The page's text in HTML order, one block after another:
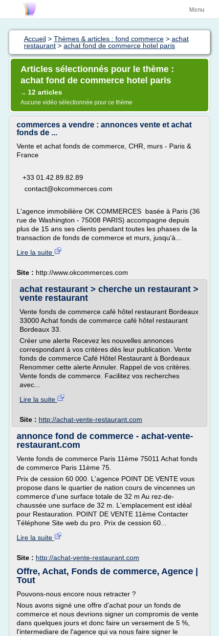
Menu
Accueil > Thèmes & articles : fond commerce > achat
restaurant > achat fond de commerce hotel paris
Articles sélectionnés pour le thème :
achat fond de commerce hotel paris
→ 12 articles
Aucune vidéo sélectionnée pour ce thème
commerces a vendre : annonces vente et achat
fonds de ...
Vente et achat fonds de commerce, CHR, murs - Paris &
France
+33 01.42.89.82.89
contact@okcommerces.com
L'agence immobilière OK COMMERCES basée à Paris (36
rue de Washington - 75008 PARIS) accompagne depuis
plus de 15 ans ses clients pendant toutes les phases de la
transaction de fonds de commerce et murs, jusqu'à...
Lire la suite
Site : http://www.okcommerces.com
achat restaurant > cherche un restaurant >
vente restaurant
Vente fonds de commerce café hôtel restaurant Bordeaux
33000 Achat fonds de commerce café hôtel restaurant
Bordeaux 33.
Créer une alerte Recevez les nouvelles annonces
correspondant à vos critères dès leur publication. Vente
fonds de commerce Café Hôtel Restaurant à Bordeaux
Renommer cette alerte Annuler. Rappel de vos critères.
Vente fonds de commerce. Facilitez vos recherches
avec...
Lire la suite
Site : http://achat-vente-restaurant.com
annonce fond de commerce - achat-vente-
restaurant.com
Vente fonds de commerce Paris 11ème 75011 Achat fonds
de commerce Paris 11ème 75.
Prix de cession 60 000. L'agence POINT DE VENTE vous
propose dans le quartier de nation cours de vincennes un
commerce d'une surface totale de 32 m Au rez-de-
chaussée une surface de 32 m. L'emplacement est idéal
pour Restauration. POINT DE VENTE 11ème Contacter
Téléphone Site web du pro. Prix de cession 60...
Lire la suite
Site : http://achat-vente-restaurant.com
Offre, Achat, Fonds de commerce, Agence |
Tout
Pouvons-nous encore nous retracter ?
Nous avons signé une offre d'achat pour un fonds de
commerce et nous devrions signer un compromis de vente
dans quelques jours et donc faire un versement de 5 %,
l'intermediare de l'agence qui va nous faire signer le